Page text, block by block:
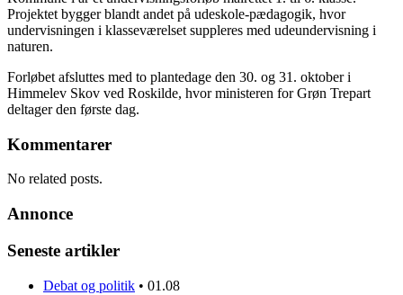
Projektet bygger blandt andet på udeskole-pædagogik, hvor
undervisningen i klasseværelset suppleres med udeundervisning i
naturen.
Forløbet afsluttes med to plantedage den 30. og 31. oktober i
Himmelev Skov ved Roskilde, hvor ministeren for Grøn Trepart
deltager den første dag.
Kommentarer
No related posts.
Annonce
Seneste artikler
Debat og politik • 01.08